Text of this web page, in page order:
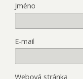
Jméno
E-mail
Webová stránka